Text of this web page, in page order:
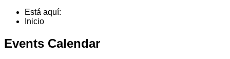
Está aquí:
Inicio
Events Calendar